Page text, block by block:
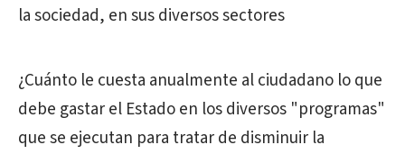
la sociedad, en sus diversos sectores
¿Cuánto le cuesta anualmente al ciudadano lo que
debe gastar el Estado en los diversos "programas"
que se ejecutan para tratar de disminuir la